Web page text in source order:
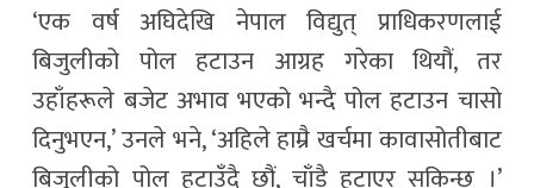
‘एक वर्ष अघिदेखि नेपाल विद्युत् प्राधिकरणलाई
बिजुलीको पोल हटाउन आग्रह गरेका थियौं, तर
उहाँहरूले बजेट अभाव भएको भन्दै पोल हटाउन चासो
दिनुभएन,’ उनले भने, ‘अहिले हाम्रै खर्चमा कावासोतीबाट